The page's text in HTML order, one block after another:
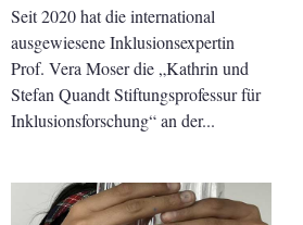
Seit 2020 hat die international
ausgewiesene Inklusionsexpertin
Prof. Vera Moser die „Kathrin und
Stefan Quandt Stiftungsprofessur für
Inklusionsforschung“ an der